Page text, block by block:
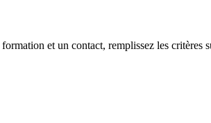
et un contact, remplissez les critères